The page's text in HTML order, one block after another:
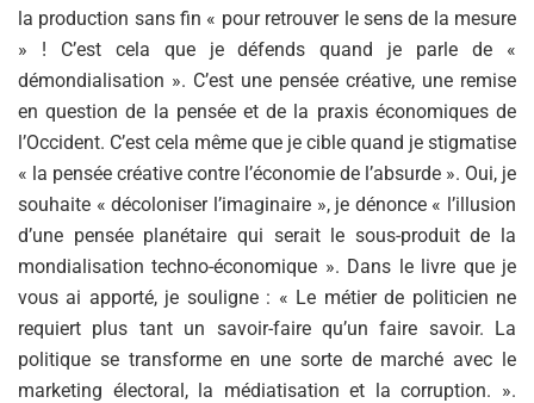
la production sans fin « pour retrouver le sens de la mesure
» ! C’est cela que je défends quand je parle de «
démondialisation ». C’est une pensée créative, une remise
en question de la pensée et de la praxis économiques de
l’Occident. C’est cela même que je cible quand je stigmatise
« la pensée créative contre l’économie de l’absurde ». Oui, je
souhaite « décoloniser l’imaginaire », je dénonce « l’illusion
d’une pensée planétaire qui serait le sous-produit de la
mondialisation techno-économique ». Dans le livre que je
vous ai apporté, je souligne : « Le métier de politicien ne
requiert plus tant un savoir-faire qu’un faire savoir. La
politique se transforme en une sorte de marché avec le
marketing électoral, la médiatisation et la corruption. ».